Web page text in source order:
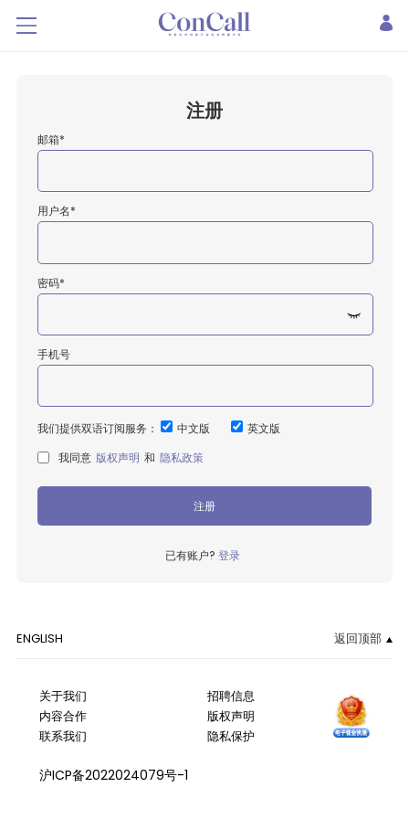
注册
邮箱*
用户名*
密码*
手机号
我们提供双语订阅服务： 中文版
英文版
我同意 版权声明 和 隐私政策
注册
已有账户? 登录
ENGLISH 返回顶部
关于我们
内容合作
联系我们
招聘信息
版权声明
隐私保护
沪ICP备2022024079号-1